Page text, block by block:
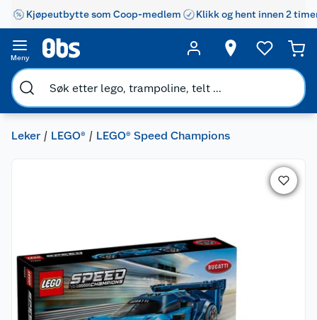
Kjøpeutbytte som Coop-medlem Klikk og hent innen 2
Meny
Leker LEGO® LEGO® Speed Champions